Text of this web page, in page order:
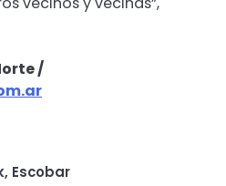
/
, Escobar